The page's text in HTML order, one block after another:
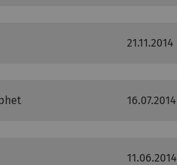
21.11.2014
16.07.2014
11.06.2014